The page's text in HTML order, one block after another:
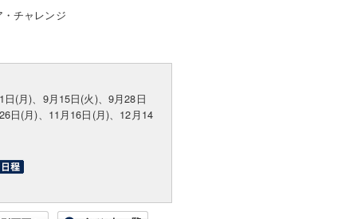
チャレンジ
(月)、9月15日(火)、9月28日
日(月)、11月16日(月)、12月14